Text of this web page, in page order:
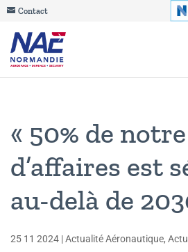
Contact
« 50% de
d’affaires est
au-delà de
25 11 2024 |Actualité Aéronautique,